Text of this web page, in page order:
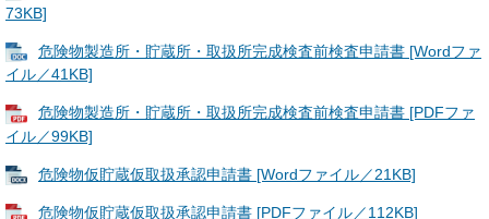
73KB]
危険物製造所・貯蔵所・取扱所完成検査前検査申請書 [Wordファ
イル／41KB]
危険物製造所・貯蔵所・取扱所完成検査前検査申請書 [PDFファ
イル／99KB]
危険物仮貯蔵仮取扱承認申請書 [Wordファイル／21KB]
危険物仮貯蔵仮取扱承認申請書 [PDFファイル／112KB]